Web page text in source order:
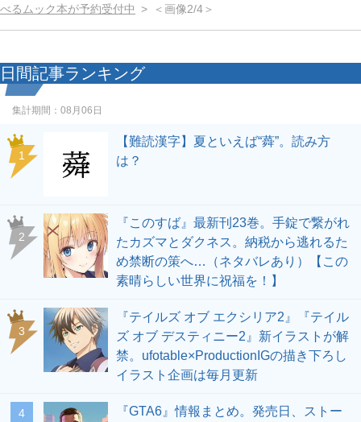
べるムック本が予約受付中
＜画像2/4＞
日間記事ランキング
集計期間： 08月06日
1
【難読漢字】夏といえば“蕣”。読み方
は？
2
『このすば』最新刊23巻。手錠で繋がれ
たカズマとダクネス。納税から逃れるた
め禁断の策へ…（ネタバレあり）【この
素晴らしい世界に祝福を！】
3
『テイルズ オブ エクシリア2』『テイル
ズ オブ デスティニー2』新イラストが解
禁。ufotable×ProductionIGの描き下ろし
イラスト企画は毎月更新
4
『GTA6』情報まとめ。発売日、ストー